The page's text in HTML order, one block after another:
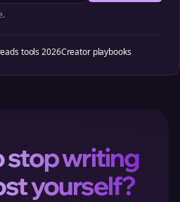
tools 2026Creator playbooks
stop writing
yourself?